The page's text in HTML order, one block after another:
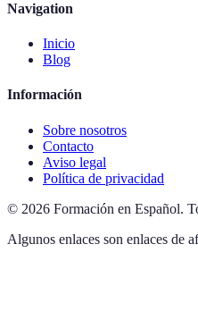
Navigation
Inicio
Blog
Información
Sobre nosotros
Contacto
Aviso legal
Política de privacidad
© 2026 Formación en Español.
Algunos enlaces son enlaces de